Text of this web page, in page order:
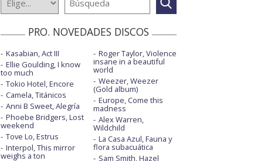
PRO. NOVEDADES DISCOS
Kasabian, Act III
Ellie Goulding, I know
too much
Tokio Hotel, Encore
Camela, Titánicos
Anni B Sweet, Alegría
Phoebe Bridgers, Lost
weekend
Tove Lo, Estrus
Interpol, This mirror
weighs a ton
Roger Taylor, Violence
insane in a beautiful
world
Weezer, Weezer
(Gold album)
Europe, Come this
madness
Alex Warren,
Wildchild
La Casa Azul, Fauna y
flora subacuática
Sam Smith, Hazel